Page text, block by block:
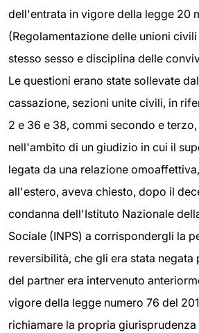
dell'entrata in vigore della legge 20
(Regolamentazione delle unioni
stesso sesso e disciplina delle
Le questioni erano state sollevate
cassazione, sezioni unite civili, in
2 e 36 e 38, commi secondo e
nell'ambito di un giudizio in cui il
legata da una relazione
all'estero, aveva chiesto, dopo il
condanna dell'Istituto Nazionale
Sociale (INPS) a corrispondergli la
reversibilità, che gli era stata negata
del partner era intervenuto
vigore della legge numero 76 del
richiamare la propria